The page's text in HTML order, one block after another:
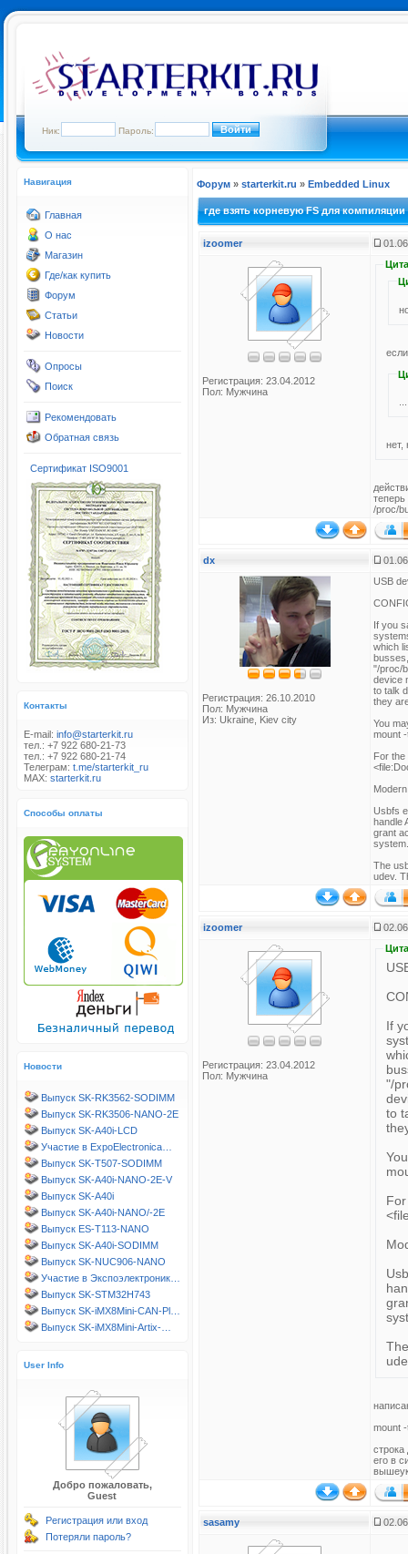
Ник: Пароль:
Навигация
Главная
О нас
Магазин
Где/как купить
Форум
Статьи
Новости
Опросы
Поиск
Рекомендовать
Обратная связь
Сертификат ISO9001
Контакты
E-mail: info@starterkit.ru
тел.: +7 922 680-21-73
тел.: +7 922 680-21-74
Телеграм: t.me/starterkit_ru
MAX: starterkit.ru
Способы оплаты
Новости
Выпуск SK-RK3562-SODIMM
Выпуск SK-RK3506-NANO-2E
Выпуск SK-A40i-LCD
Участие в ExpoElectronica…
Выпуск SK-T507-SODIMM
Выпуск SK-A40i-NANO-2E-V
Выпуск SK-A40i
Выпуск SK-A40i-NANO/-2E
Выпуск ES-T113-NANO
Выпуск SK-A40i-SODIMM
Выпуск SK-NUC906-NANO
Участие в Экспоэлектроник…
Выпуск SK-STM32H743
Выпуск SK-iMX8Mini-CAN-Pl…
Выпуск SK-iMX8Mini-Artix-…
User Info
Добро пожаловать,
Guest
Регистрация или вход
Потеряли пароль?
Форум » starterkit.ru » Embedded Linux
где взять корневую FS для компиляции
izoomer
Регистрация: 23.04.2012
Пол: Мужчина
нет,
/proc/
dx
Регистрация: 26.10.2010
Пол: Мужчина
Из: Ukraine, Kiev city
USB
If you
which
"/proc/
device
to talk
they
You
mount
For the
Usbfs
handle
grant
system.
The
udev.
izoomer
Регистрация: 23.04.2012
Пол: Мужчина
If
"/
to
mount
строка
его в
sasamy